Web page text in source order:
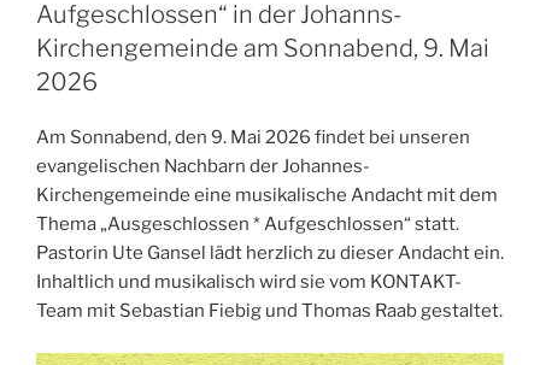
Aufgeschlossen“ in der Johanns-
Kirchengemeinde am Sonnabend, 9. Mai
2026
Am Sonnabend, den 9. Mai 2026 findet bei unseren
evangelischen Nachbarn der Johannes-
Kirchengemeinde eine musikalische Andacht mit dem
Thema „Ausgeschlossen * Aufgeschlossen“ statt.
Pastorin Ute Gansel lädt herzlich zu dieser Andacht ein.
Inhaltlich und musikalisch wird sie vom KONTAKT-
Team mit Sebastian Fiebig und Thomas Raab gestaltet.